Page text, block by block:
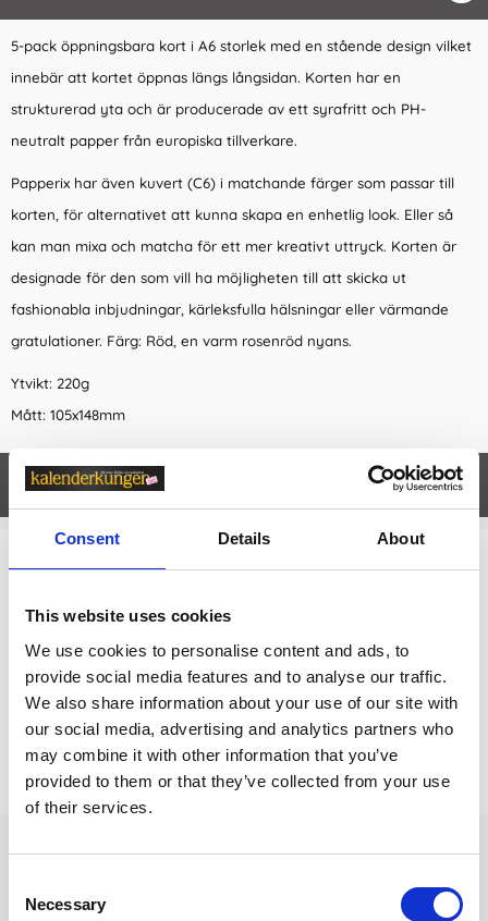
Consent Details About
This website uses cookies
We use cookies to personalise content and ads, to
provide social media features and to analyse our traffic.
We also share information about your use of our site with
our social media, advertising and analytics partners who
may combine it with other information that you’ve
provided to them or that they’ve collected from your use
of their services.
Selection
Necessary
5-pack öppningsbara kort i A6 storlek med en stående design vilket
innebär att kortet öppnas längs långsidan. Korten har en
strukturerad yta och är producerade av ett syrafritt och PH-
neutralt papper från europiska tillverkare.
Papperix har även kuvert (C6) i matchande färger som passar till
korten, för alternativet att kunna skapa en enhetlig look. Eller så
kan man mixa och matcha för ett mer kreativt uttryck. Korten är
designade för den som vill ha möjligheten till att skicka ut
fashionabla inbjudningar, kärleksfulla hälsningar eller värmande
gratulationer. Färg: Röd, en varm rosenröd nyans.
Ytvikt: 220g
Mått: 105x148mm
Egenskaper
Kort & Kuvert
Kort & Kuvert / Finpapper
Prishistorik
Lägsta pris senaste 30 dagarna är 35 kr (2026-08-08)
Andra tittade även på